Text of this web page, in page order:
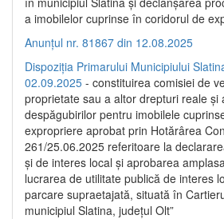
a imobilelor cuprinse în coridorul de
Anunțul nr. 81867 din 12.08.2025
Dispoziția Primarului Municipiului
02.09.2025 - constituirea comisiei de
proprietate sau a altor drepturi reale și
despăgubirilor pentru imobilele
expropriere aprobat prin Hotărârea
261/25.06.2025 referitoare la
și de interes local și aprobarea
lucrarea de utilitate publică de interes
parcare supraetajată, situată în
municipiul Slatina, județul Olt”